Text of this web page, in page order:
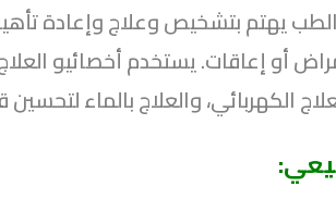
يهتم بتشخيص وعلاج وإعادة
أو إعاقات. يستخدم أخصائيو
الكهربائي، والعلاج بالماء